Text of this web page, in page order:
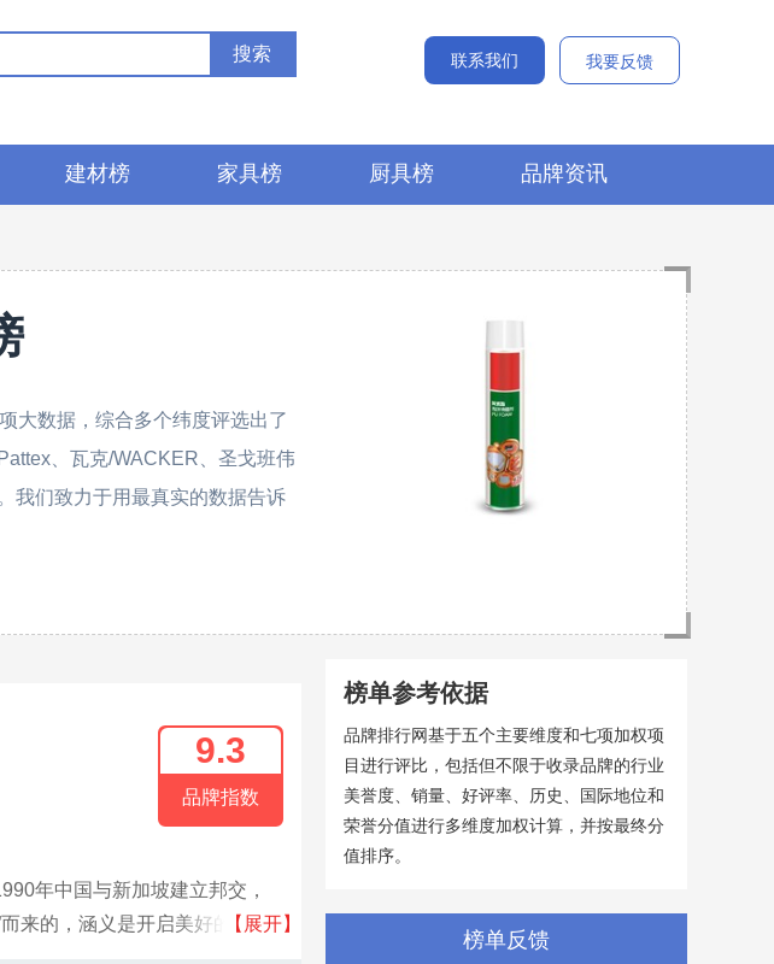
联系我们
我要反馈
建材榜 家具榜 厨具榜 品牌资讯
大数据，综合多个纬度评选出了
、瓦克/WACKER、圣戈班伟
我们致力于用最真实的数据告诉
9.3
品牌指数
年中国与新加坡建立邦交，
来的，涵义是开启美好的中国
【展开】
榜单参考依据
品牌排行网基于五个主要维度和七项加权项
目进行评比，包括但不限于收录品牌的行业
美誉度、销量、好评率、历史、国际地位和
荣誉分值进行多维度加权计算，并按最终分
值排序。
榜单反馈